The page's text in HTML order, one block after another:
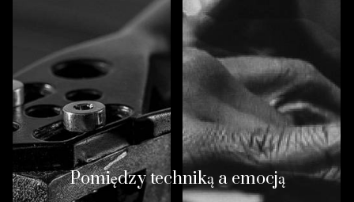
Pomiędzy techniką a emocją